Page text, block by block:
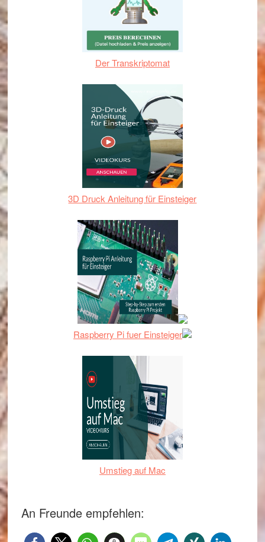
Der Transkriptomat
3D Druck Anleitung für Einsteiger
Raspberry Pi fuer Einsteiger
Umstieg auf Mac
An Freunde empfehlen: